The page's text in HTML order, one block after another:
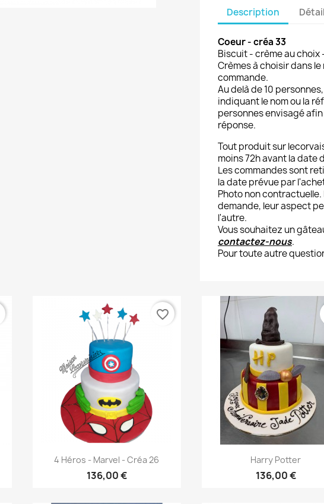
Description
Coeur- créa 33
Biscuit - crème au
Crèmes à choisir dans
commande.
Au delà de 10
indiquant le nom ou la
personnes envisagé
réponse.
Tout produit sur
moins 72h avant la date
Les commandes sont
la date prévue par
Photo non
demande, leur aspect
l'autre.
Vous souhaitez un
contactez-nous.
Pour toute autre
Aperçu rapide
4 Héros - Marvel - Créa 26
136,00 €
favorite_border
Aperçu rapide
Harry Potter
136,00 €